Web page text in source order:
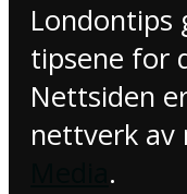
Londontips
tipsene for
Nettsiden
nettverk av
.